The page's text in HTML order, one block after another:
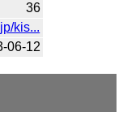
36
kis...
06-12